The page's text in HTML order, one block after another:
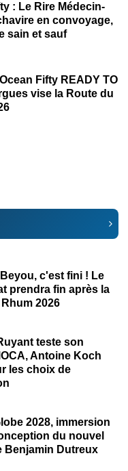
: Le Rire Médecin-
en convoyage,
sain et sauf
Fifty READY TO
vise la Route du
c'est fini ! Le
prendra fin après la
2026
teste son
Antoine Koch
les choix de
2028, immersion
du nouvel
Benjamin Dutreux